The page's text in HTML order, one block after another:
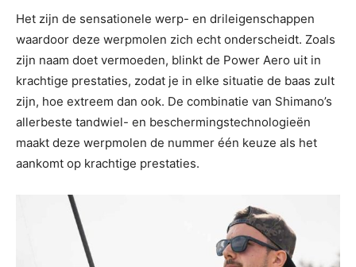
Het zijn de sensationele werp- en drileigenschappen
waardoor deze werpmolen zich echt onderscheidt. Zoals
zijn naam doet vermoeden, blinkt de Power Aero uit in
krachtige prestaties, zodat je in elke situatie de baas zult
zijn, hoe extreem dan ook. De combinatie van Shimano’s
allerbeste tandwiel- en beschermingstechnologieën
maakt deze werpmolen de nummer één keuze als het
aankomt op krachtige prestaties.